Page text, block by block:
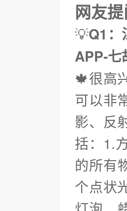
网友
💡Q1：
APP-七
🍁很高
可以非
影、反
括：1.
的所有
个点状